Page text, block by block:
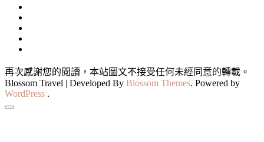
再次感謝您的閱讀，本站圖文不接受任何未經同意的轉載。
Blossom Travel | Developed By Blossom Themes. Powered by
WordPress .